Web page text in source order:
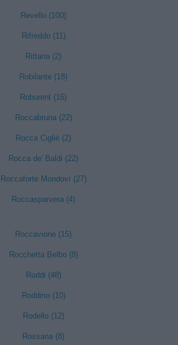
Revello (100)
Rifreddo (11)
Rittana (2)
Robilante (18)
Roburent (16)
Roccabruna (22)
Rocca Cigliè (2)
Rocca de' Baldi (22)
Roccaforte Mondovì (27)
Roccasparvera (4)
Roccavione (15)
Rocchetta Belbo (8)
Roddi (48)
Roddino (10)
Rodello (12)
Rossana (8)